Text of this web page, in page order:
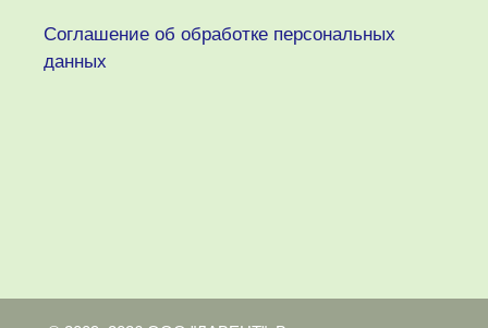
Соглашение об обработке персональных
данных